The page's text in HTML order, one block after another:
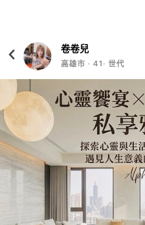
卷卷兒
高雄市 ‧ 41‧ 世代塑造者